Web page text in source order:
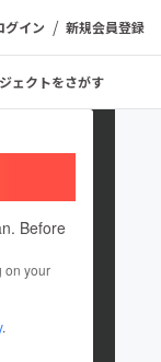
グイン / 新規会員登録
ェクトをさがす
Before
on your
.
しています